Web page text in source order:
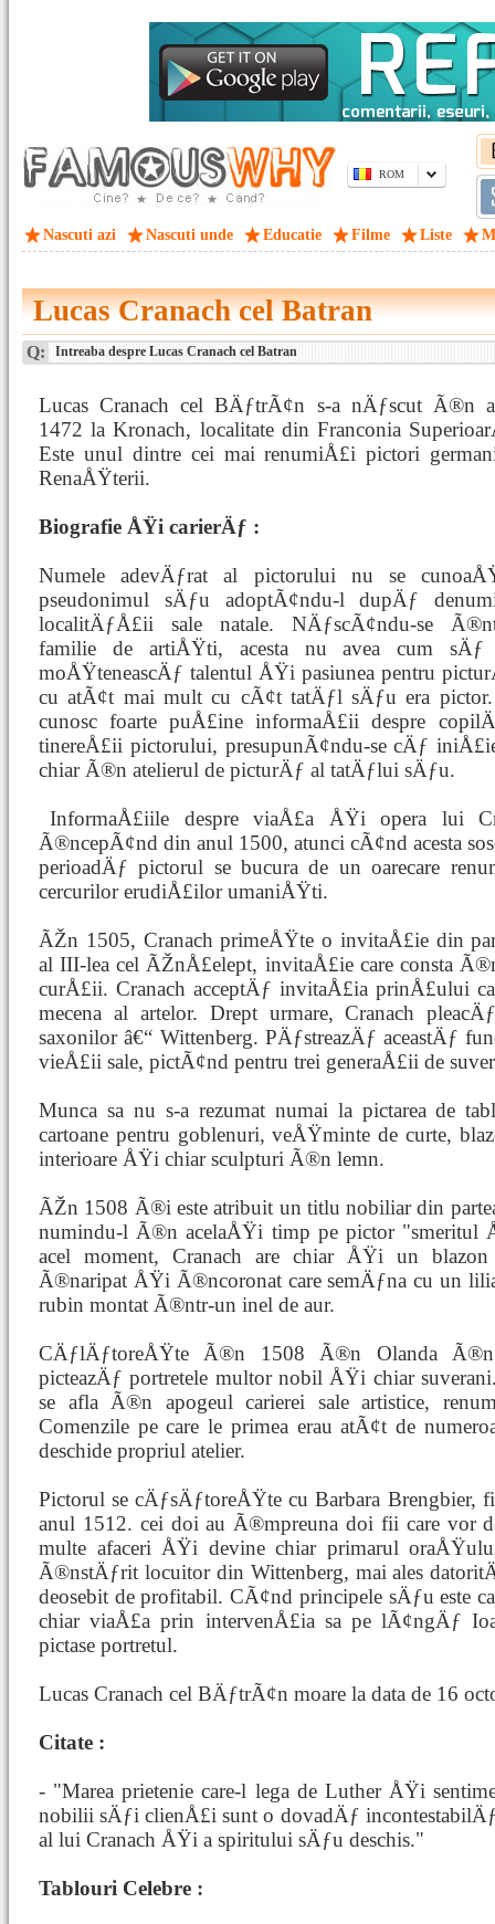
ROM
Nascuti azi Nascuti unde Educatie Filme Liste
Lucas Cranach cel Batran
Q: Intreaba despre Lucas Cranach cel Batran
Lucas Cranach cel BÄƒtrÃ¢n s-a nÄƒscut Ã®n
1472 la Kronach, localitate din Franconia
Este unul dintre cei mai renumiÅ£i pictori
RenaÅŸterii.
Biografie ÅŸi carierÄƒ :
Numele adevÄƒrat al pictorului nu se
pseudonimul sÄƒu adoptÃ¢ndu-l dupÄƒ
localitÄƒÅ£ii sale natale. NÄƒscÃ¢ndu-se
familie de artiÅŸti, acesta nu avea cum sÄƒ
moÅŸteneascÄƒ talentul ÅŸi pasiunea pentru
cu atÃ¢t mai mult cu cÃ¢t tatÄƒl sÄƒu era
cunosc foarte puÅ£ine informaÅ£ii despre
tinereÅ£ii pictorului, presupunÃ¢ndu-se cÄƒ
chiar Ã®n atelierul de picturÄƒ al tatÄƒlui sÄƒu.
InformaÅ£iile despre viaÅ£a ÅŸi opera lui
Ã®ncepÃ¢nd din anul 1500, atunci cÃ¢nd acesta
perioadÄƒ pictorul se bucura de un oarecare
cercurilor erudiÅ£ilor umaniÅŸti.
ÃŽn 1505, Cranach primeÅŸte o invitaÅ£ie din
al III-lea cel ÃŽnÅ£elept, invitaÅ£ie care consta
curÅ£ii. Cranach acceptÄƒ invitaÅ£ia prinÅ£ului
mecena al artelor. Drept urmare, Cranach
saxonilor â€“ Wittenberg. PÄƒstreazÄƒ aceastÄƒ
vieÅ£ii sale, pictÃ¢nd pentru trei generaÅ£ii de
Munca sa nu s-a rezumat numai la pictarea de
cartoane pentru goblenuri, veÅŸminte de curte,
interioare ÅŸi chiar sculpturi Ã®n lemn.
ÃŽn 1508 Ã®i este atribuit un titlu nobiliar din
numindu-l Ã®n acelaÅŸi timp pe pictor "smeritul
acel moment, Cranach are chiar ÅŸi un blazon
Ã®naripat ÅŸi Ã®ncoronat care semÄƒna cu un
rubin montat Ã®ntr-un inel de aur.
CÄƒlÄƒtoreÅŸte Ã®n 1508 Ã®n Olanda
picteazÄƒ portretele multor nobil ÅŸi chiar
se afla Ã®n apogeul carierei sale artistice,
Comenzile pe care le primea erau atÃ¢t de
deschide propriul atelier.
Pictorul se cÄƒsÄƒtoreÅŸte cu Barbara
anul 1512. cei doi au Ã®mpreuna doi fii care vor
multe afaceri ÅŸi devine chiar primarul
Ã®nstÄƒrit locuitor din Wittenberg, mai ales
deosebit de profitabil. CÃ¢nd principele sÄƒu este
chiar viaÅ£a prin intervenÅ£ia sa pe lÃ¢ngÄƒ
pictase portretul.
Lucas Cranach cel BÄƒtrÃ¢n moare la data de 16
Citate :
- "Marea prietenie care-l lega de Luther ÅŸi
nobilii sÄƒi clienÅ£i sunt o dovadÄƒ
al lui Cranach ÅŸi a spiritului sÄƒu deschis."
Tablouri Celebre :